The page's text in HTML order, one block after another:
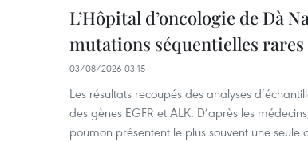
L’Hôpital d’oncologie de Dà
mutations séquentielles rares
03/08/2026 03:15
Les résultats recoupés des analyses
des gènes EGFR et ALK. D’après les
poumon présentent le plus souvent une